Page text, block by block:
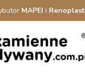
MAPEI i Renoplast